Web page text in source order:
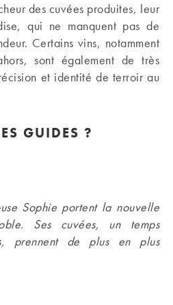
des cuvées produites, leur
qui ne manquent pas de
Certains vins, notamment
sont également de très
et identité de terroir au
GUIDES ?
Sophie portent la nouvelle
Ses cuvées, un temps
prennent de plus en plus